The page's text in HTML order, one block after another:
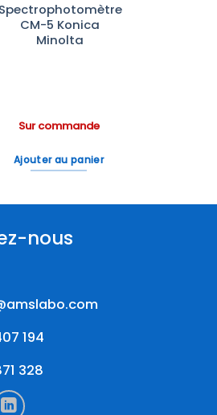
Spectrophotomètre
CM-5 Konica
Minolta
Sur commande
Ajouter au panier
nous
194
328